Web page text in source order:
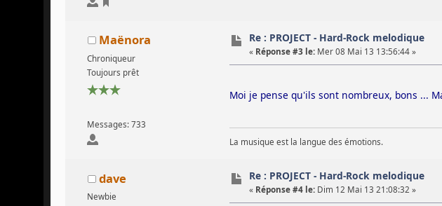
Maënora
Chroniqueur
Toujours prêt
Messages: 733
Re : PROJECT - Hard-Rock melodique
« Réponse #3 le: Mer 08 Mai 13 13:56:44 »
Moi je pense qu'ils sont nombreux, bons ...
La musique est la langue des émotions.
dave
Newbie
Re : PROJECT - Hard-Rock melodique
« Réponse #4 le: Dim 12 Mai 13 21:08:32 »